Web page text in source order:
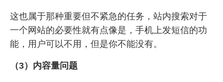
这也属于那种重要但不紧急的任务，站内搜索对于
一个网站的必要性就有点像是，手机上发短信的功
能，用户可以不用，但是你不能没有。
（3）内容量问题